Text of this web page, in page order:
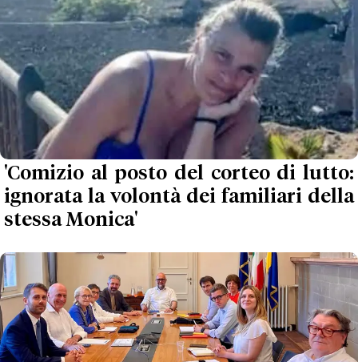
'Comizio al posto del corteo di lutto:
ignorata la volontà dei familiari della
stessa Monica'